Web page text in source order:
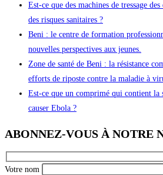
Est-ce que des machines de tressage
des risques sanitaires ?
Beni : le centre de formation
nouvelles perspectives aux jeunes.
Zone de santé de Beni : la résistance
efforts de riposte contre la maladie à
Est-ce que un comprimé qui contient la
causer Ebola ?
ABONNEZ-VOUS À NOTRE
Votre nom